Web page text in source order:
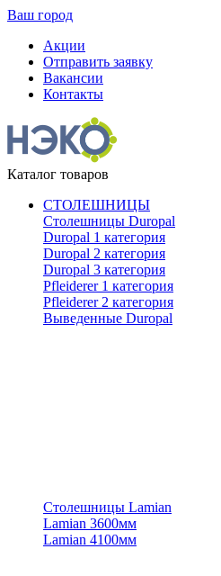
Ваш город
Акции
Отправить заявку
Вакансии
Контакты
Каталог товаров
СТОЛЕШНИЦЫ
Столешницы Duropal
Duropal 1 категория
Duropal 2 категория
Duropal 3 категория
Pfleiderer 1 категория
Pfleiderer 2 категория
Выведенные Duropal
Столешницы Lamian
Lamian 3600мм
Lamian 4100мм